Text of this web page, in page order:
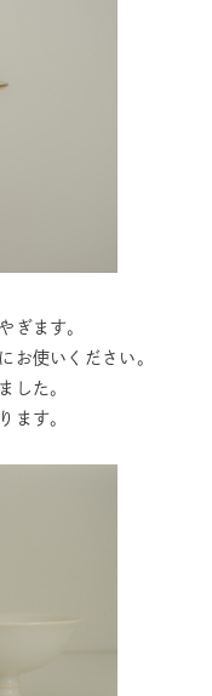
ぎます。
お使いください。
した。
ます。